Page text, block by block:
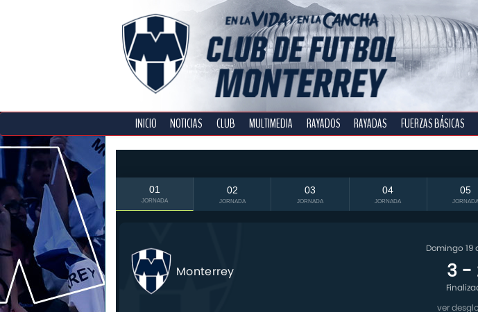
INICIO NOTICIAS CLUB MULTIMEDIA RAYADOS RAYADAS FUERZAS BÁSICAS